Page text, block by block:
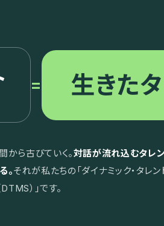
= 生きた
から古びていく。対話が流れ込むタレ
。それが私たちの「ダイナミック・タレ
DTMS）」です。